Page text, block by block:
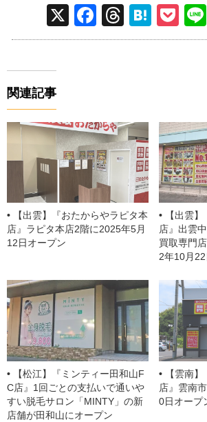
X
F
a
o
o
k
T
hr
s
H
at
P
o
関連記事
【出雲】『おたからやラピタ本
店』ラピタ本店2階に2025年5月
12日オープン
【出雲
店』出雲
買取専門
2年10月
【松江】『ミンティー田和山F
C店』1回ごとの支払いで通いや
すい脱毛サロン「MINTY」の新
店舗が田和山にオープン
【雲南
店』雲南
0日オープ